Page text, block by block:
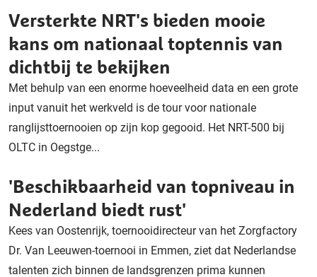
Versterkte NRT's bieden mooie
kans om nationaal toptennis van
dichtbij te bekijken
Met behulp van een enorme hoeveelheid data en een grote
input vanuit het werkveld is de tour voor nationale
ranglijsttoernooien op zijn kop gegooid. Het NRT-500 bij
OLTC in Oegstge...
'Beschikbaarheid van topniveau in
Nederland biedt rust'
Kees van Oostenrijk, toernooidirecteur van het Zorgfactory
Dr. Van Leeuwen-toernooi in Emmen, ziet dat Nederlandse
talenten zich binnen de landsgrenzen prima kunnen